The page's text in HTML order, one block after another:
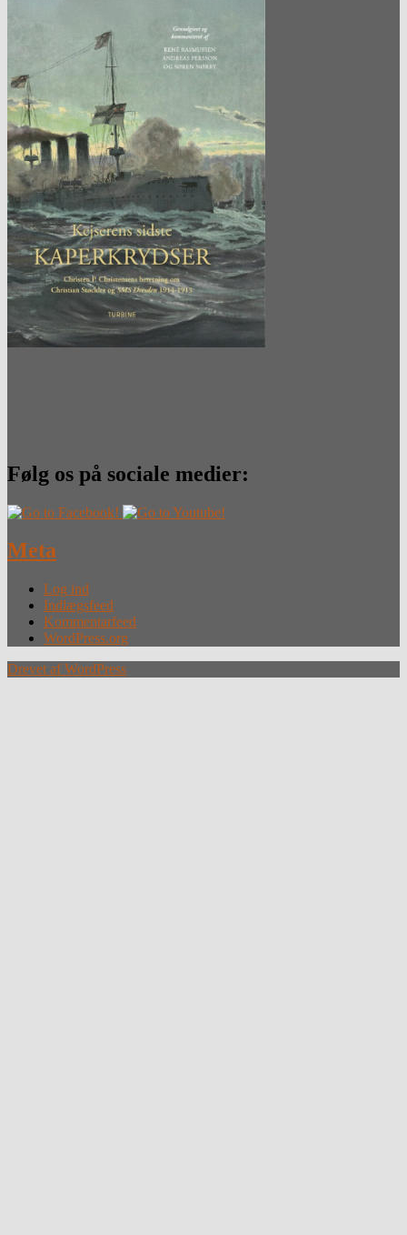
Følg os på sociale medier:
Meta
Log ind
Indlægsfeed
Kommentarfeed
WordPress.org
Drevet af WordPress